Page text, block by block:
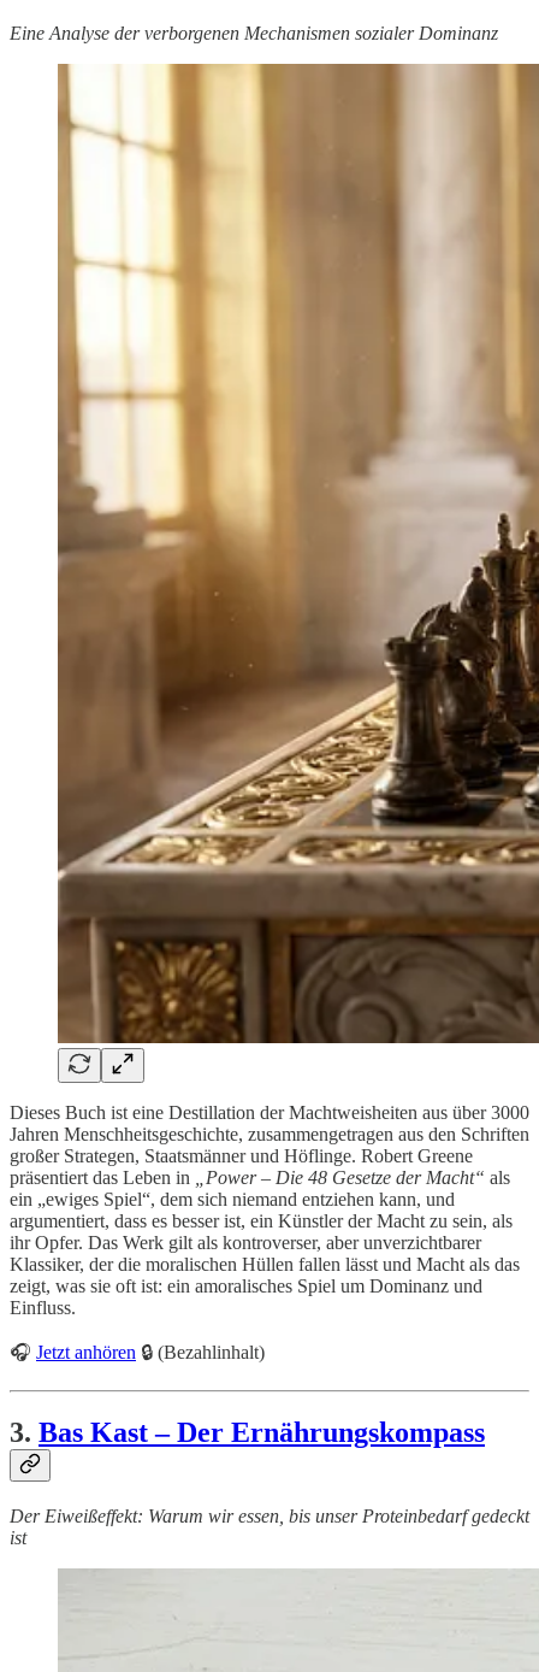
Eine Analyse der verborgenen Mechanismen sozialer Dominanz
Dieses Buch ist eine Destillation der Machtweisheiten aus über 3000
Jahren Menschheitsgeschichte, zusammengetragen aus den Schriften
großer Strategen, Staatsmänner und Höflinge. Robert Greene
präsentiert das Leben in
„Power – Die 48 Gesetze der Macht“ als
ein „ewiges Spiel“, dem sich niemand entziehen kann, und
argumentiert, dass es besser ist, ein Künstler der Macht zu sein, als
ihr Opfer. Das Werk gilt als kontroverser, aber unverzichtbarer
Klassiker, der die moralischen Hüllen fallen lässt und Macht als das
zeigt, was sie oft ist: ein amoralisches Spiel um Dominanz und
Einfluss.
🎧 Jetzt anhören 🔒 (Bezahlinhalt)
3. Bas Kast – Der Ernährungskompass
Der Eiweißeffekt: Warum wir essen, bis unser Proteinbedarf gedeckt
ist